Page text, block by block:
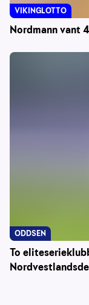
Nordmann vant
VIKINGLOTTO
To
ODDSEN